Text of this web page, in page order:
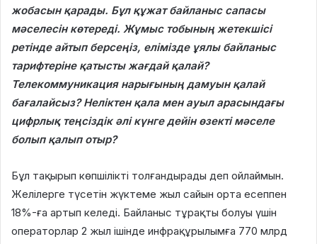
жобасын қарады. Бұл құжат байланыс сапасы
мәселесін көтереді. Жұмыс тобының жетекшісі
ретінде айтып берсеңіз, елімізде ұялы байланыс
тарифтеріне қатысты жағдай қалай?
Телекоммуникация нарығының дамуын қалай
бағалайсыз? Неліктен қала мен ауыл арасындағы
цифрлық теңсіздік әлі күнге дейін өзекті мәселе
болып қалып отыр?
Бұл тақырып көпшілікті толғандырады деп ойлаймын.
Желілерге түсетін жүктеме жыл сайын орта есеппен
18%-ға артып келеді. Байланыс тұрақты болуы үшін
операторлар 2 жыл ішінде инфрақұрылымға 770 млрд